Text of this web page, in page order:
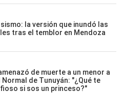
la versión que inundó las
tras el temblor en Mendoza
de muerte a un menor a
Normal de Tunuyán: "¿Qué te
si sos un princeso?"